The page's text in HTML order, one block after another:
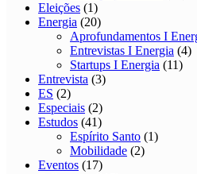
Eleições (1)
Energia (20)
Aprofundamentos I
Entrevistas I Energia (4)
Startups I Energia (11)
Entrevista (3)
ES (2)
Especiais (2)
Estudos (41)
Espírito Santo (1)
Mobilidade (2)
Eventos (17)